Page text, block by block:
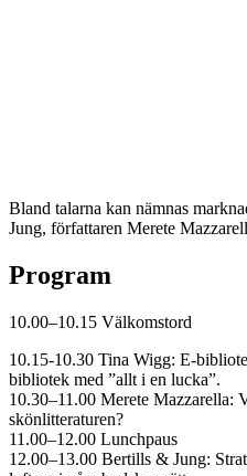
Bland talarna kan nämnas
Jung, författaren Merete
Program
10.00–10.15 Välkomstord
10.15-10.30 Tina Wigg: E-
bibliotek med ”allt i en lucka”.
10.30–11.00 Merete Mazzarella:
skönlitteraturen?
11.00–12.00 Lunchpaus
12.00–13.00 Bertills & Jung: